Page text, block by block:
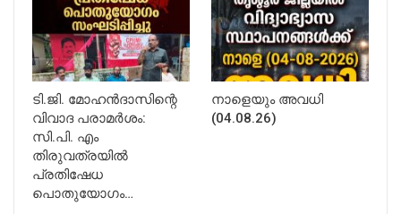
ടി.ജി. മോഹൻദാസിന്റെ
വിവാദ പരാമർശം:
സി.പി. എം
തിരുവത്രയിൽ
പ്രതിഷേധ
പൊതുയോഗം…
നാളെയും അവധി
(04.08.26)